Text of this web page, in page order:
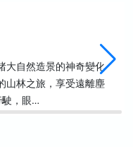
大自然造景的神奇變化
山林之旅，享受遠離塵
駛，眼…